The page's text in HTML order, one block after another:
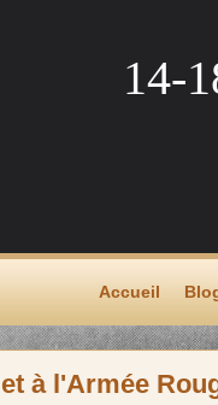
14-
Accueil
à l'Armée